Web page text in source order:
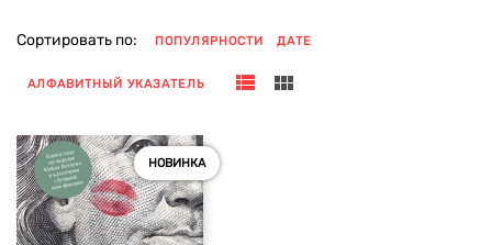
Сортировать по: ПОПУЛЯРНОСТИ ДАТЕ
АЛФАВИТНЫЙ УКАЗАТЕЛЬ
НОВИНКА